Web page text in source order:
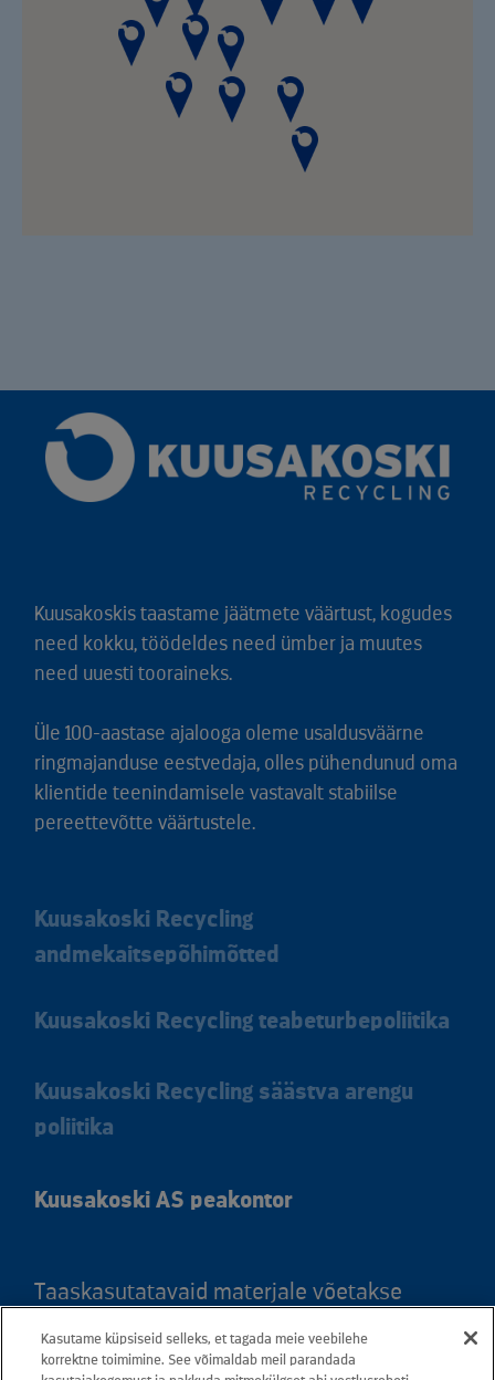
Kuusakoskis taastame jäätmete väärtust, kogudes
need kokku, töödeldes need ümber ja muutes
need uuesti tooraineks.
Üle 100-aastase ajalooga oleme usaldusväärne
ringmajanduse eestvedaja, olles pühendunud oma
klientide teenindamisele vastavalt stabiilse
pereettevõtte väärtustele.
Kuusakoski Recycling
andmekaitsepõhimõtted
Kuusakoski Recycling teabeturbepoliitika
Kuusakoski Recycling säästva arengu
poliitika
Kuusakoski AS peakontor
Taaskasutatavaid materjale võetakse
Kaardil klõpsates leiate kõigi maakondade
Kasutame küpsiseid selleks, et tagada meie veebilehe
korrektne toimimine. See võimaldab meil parandada